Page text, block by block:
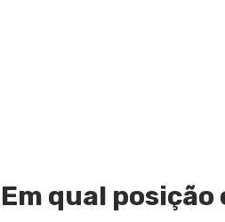
Em qual posição